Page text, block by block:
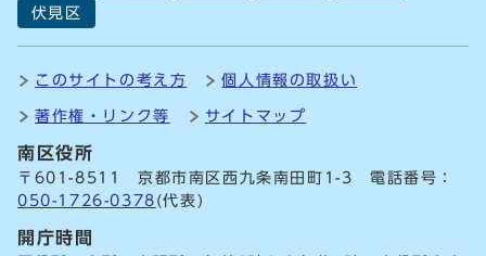
伏見区
このサイトの考え方 個人情報の取扱い
著作権・リンク等 サイトマップ
南区役所
〒601-8511 京都市南区西九条南田町1-3 電話番号：
050-1726-0378 (代表)
開庁時間